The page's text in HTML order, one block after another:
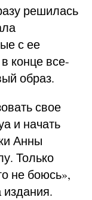
решилась
с ее
конце все-
образ.
свое
и начать
Анны
Только
не боюсь»,